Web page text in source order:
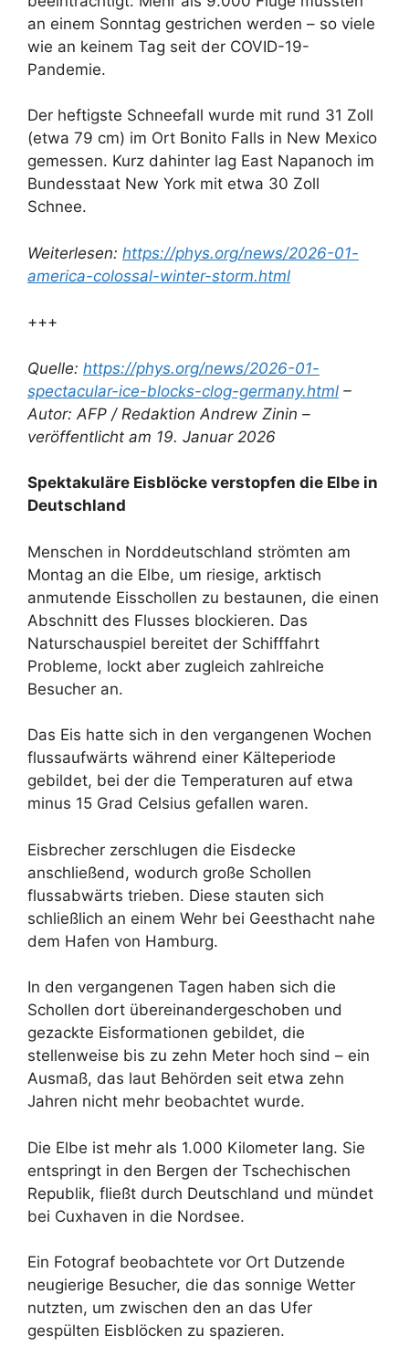
an einem Sonntag gestrichen werden – so viele
wie an keinem Tag seit der COVID-19-
Pandemie.
Der heftigste Schneefall wurde mit rund 31 Zoll
(etwa 79 cm) im Ort Bonito Falls in New Mexico
gemessen. Kurz dahinter lag East Napanoch im
Bundesstaat New York mit etwa 30 Zoll
Schnee.
Weiterlesen: https://phys.org/news/2026-01-
america-colossal-winter-storm.html
+++
Quelle: https://phys.org/news/2026-01-
spectacular-ice-blocks-clog-germany.html –
Autor: AFP / Redaktion Andrew Zinin –
veröffentlicht am 19. Januar 2026
Spektakuläre Eisblöcke verstopfen die Elbe in
Deutschland
Menschen in Norddeutschland strömten am
Montag an die Elbe, um riesige, arktisch
anmutende Eisschollen zu bestaunen, die einen
Abschnitt des Flusses blockieren. Das
Naturschauspiel bereitet der Schifffahrt
Probleme, lockt aber zugleich zahlreiche
Besucher an.
Das Eis hatte sich in den vergangenen Wochen
flussaufwärts während einer Kälteperiode
gebildet, bei der die Temperaturen auf etwa
minus 15 Grad Celsius gefallen waren.
Eisbrecher zerschlugen die Eisdecke
anschließend, wodurch große Schollen
flussabwärts trieben. Diese stauten sich
schließlich an einem Wehr bei Geesthacht nahe
dem Hafen von Hamburg.
In den vergangenen Tagen haben sich die
Schollen dort übereinandergeschoben und
gezackte Eisformationen gebildet, die
stellenweise bis zu zehn Meter hoch sind – ein
Ausmaß, das laut Behörden seit etwa zehn
Jahren nicht mehr beobachtet wurde.
Die Elbe ist mehr als 1.000 Kilometer lang. Sie
entspringt in den Bergen der Tschechischen
Republik, fließt durch Deutschland und mündet
bei Cuxhaven in die Nordsee.
Ein Fotograf beobachtete vor Ort Dutzende
neugierige Besucher, die das sonnige Wetter
nutzten, um zwischen den an das Ufer
gespülten Eisblöcken zu spazieren.